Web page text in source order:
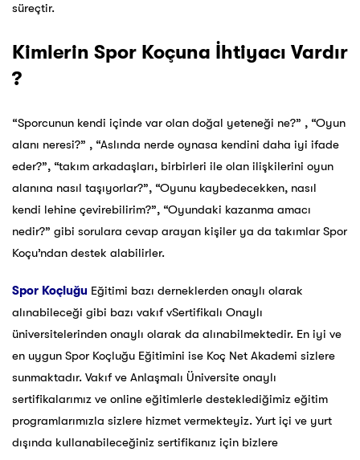
süreçtir.
Kimlerin Spor Koçuna İhtiyacı Vardır
?
“Sporcunun kendi içinde var olan doğal yeteneği ne?” , “Oyun
alanı neresi?” , “Aslında nerde oynasa kendini daha iyi ifade
eder?”, “takım arkadaşları, birbirleri ile olan ilişkilerini oyun
alanına nasıl taşıyorlar?”, “Oyunu kaybedecekken, nasıl
kendi lehine çevirebilirim?”, “Oyundaki kazanma amacı
nedir?” gibi sorulara cevap arayan kişiler ya da takımlar Spor
Koçu’ndan destek alabilirler.
Spor Koçluğu Eğitimi bazı derneklerden onaylı olarak
alınabileceği gibi bazı vakıf vSertifikalı Onaylı
üniversitelerinden onaylı olarak da alınabilmektedir. En iyi ve
en uygun Spor Koçluğu Eğitimini ise Koç Net Akademi sizlere
sunmaktadır. Vakıf ve Anlaşmalı Üniversite onaylı
sertifikalarımız ve online eğitimlerle desteklediğimiz eğitim
programlarımızla sizlere hizmet vermekteyiz. Yurt içi ve yurt
dışında kullanabileceğiniz sertifikanız için bizlere